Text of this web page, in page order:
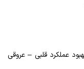
عملکرد قلبی – عروقی